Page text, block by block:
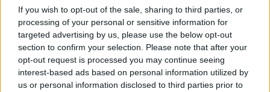
If you wish to opt-out of the sale, sharing to third parties, or
processing of your personal or sensitive information for
targeted advertising by us, please use the below opt-out
section to confirm your selection. Please note that after your
opt-out request is processed you may continue seeing
interest-based ads based on personal information utilized by
us or personal information disclosed to third parties prior to
νικοτίνης, δίνοντας τη δυνατότητα στους εφήβους
να αποφεύγουν την προσοχή των γονιών τους, με
σλόγκαν όπως«ξεχάστε τους κανόνες»ή
«οποτεδήποτε, οπουδήποτε».